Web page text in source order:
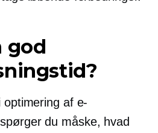
god
af e-
du måske, hvad